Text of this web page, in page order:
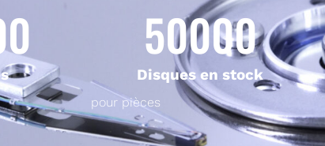
Disques en stock
50000
pour pièces